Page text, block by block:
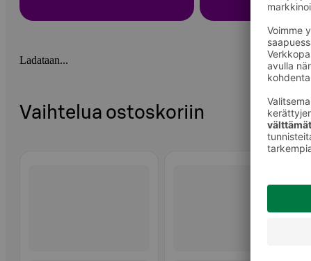
Ladataan...
Vaihtelua ostoskoriin